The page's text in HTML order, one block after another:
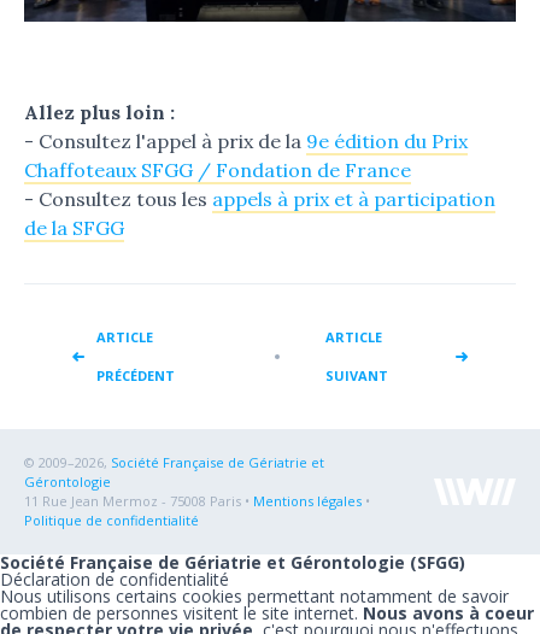
Allez plus loin :
- Consultez l'appel à prix de la 9e édition du Prix
Chaffoteaux SFGG / Fondation de France
- Consultez tous les appels à prix et à participation
de la SFGG
ARTICLE
PRÉCÉDENT
ARTICLE
SUIVANT
© 2009–2026, Société Française de Gériatrie et
Gérontologie
11 Rue Jean Mermoz - 75008 Paris • Mentions légales •
Politique de confidentialité
Société Française de Gériatrie et Gérontologie (SFGG)
Déclaration de confidentialité
Nous utilisons certains cookies permettant notamment de savoir
combien de personnes visitent le site internet. Nous avons à coeur